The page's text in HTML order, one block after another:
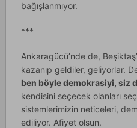
bağışlanmıyor.
***
Ankaragücü’nde de,
kazanıp geldiler, geliyorlar.
ben böyle demokrasiyi, siz
kendisini seçecek olanları
sistemlerimizin neticeleri,
ediliyor. Afiyet olsun.